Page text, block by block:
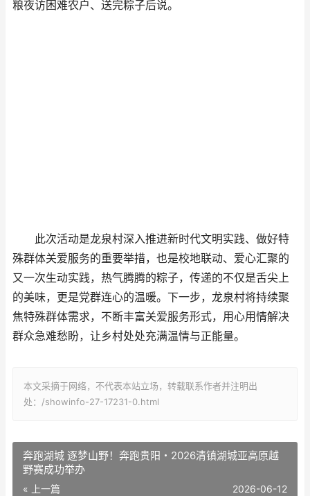
粮夜访困难农户、送完粽子后说。
此次活动是龙泉村深入推进新时代文明实践、做好特
殊群体关爱服务的重要举措，也是校地联动、爱心汇聚的
又一次生动实践，热气腾腾的粽子，传递的不仅是舌尖上
的美味，更是党群连心的温暖。下一步，龙泉村将持续聚
焦特殊群体需求，不断丰富关爱服务形式，用心用情解决
群众急难愁盼，让乡村处处充满温情与正能量。
本文采摘于网络，不代表本站立场，转载联系作者并注明出
处：/showinfo-27-17231-0.html
奔跑湖城 逐梦山野！奔跑贵阳・2026清镇湖城亚高原越
野赛成功举办
« 上一篇 2026-06-12